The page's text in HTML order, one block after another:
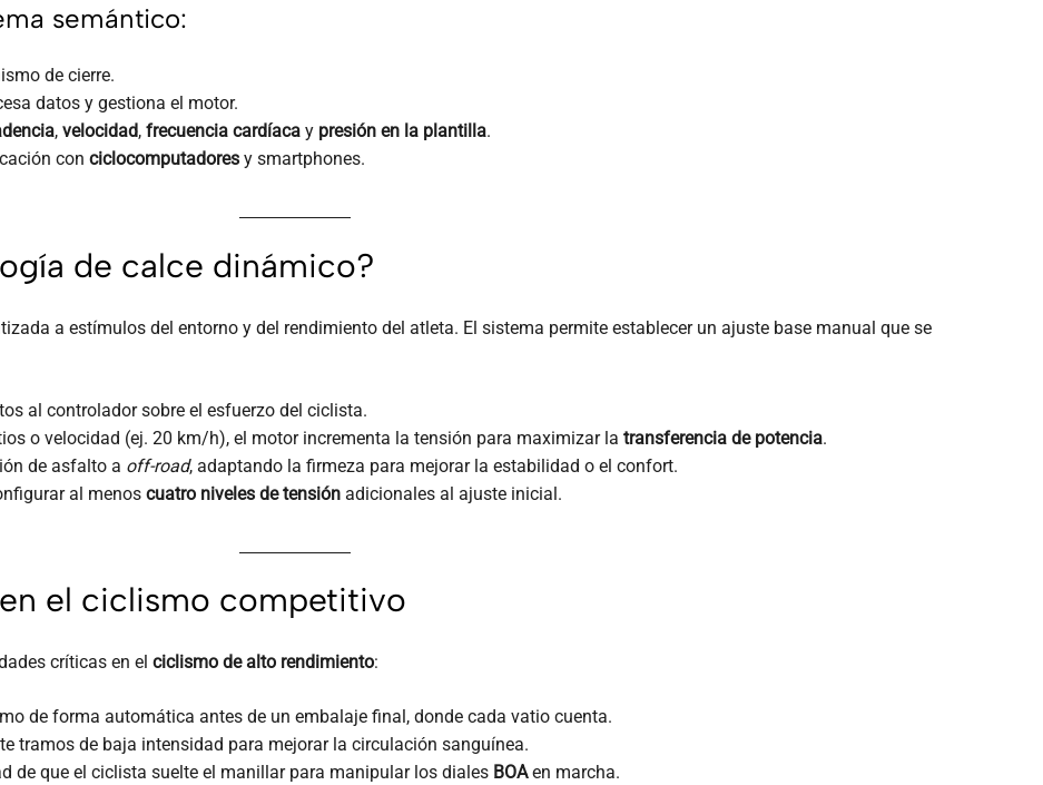
semántico:
de cierre.
datos y gestiona el motor.
, velocidad, frecuencia cardíacay presión en la plantilla.
con ciclocomputadoresy smartphones.
de calce dinámico?
a estímulos del entorno y del rendimiento del atleta. El sistema permite establecer un ajuste base manual que se
al controlador sobre el esfuerzo del ciclista.
o velocidad (ej. 20 km/h), el motor incrementa la tensión para maximizar la transferencia de potencia.
de asfalto a off-road, adaptando la firmeza para mejorar la estabilidad o el confort.
al menos cuatro niveles de tensiónadicionales al ajuste inicial.
el ciclismo competitivo
críticas en el ciclismo de alto rendimiento:
de forma automática antes de un embalaje final, donde cada vatio cuenta.
tramos de baja intensidad para mejorar la circulación sanguínea.
de que el ciclista suelte el manillar para manipular los diales BOAen marcha.